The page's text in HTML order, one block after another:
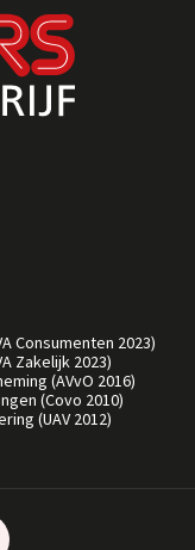
Consumenten 2023)
Zakelijk 2023)
(AVvO 2016)
(Covo 2010)
(UAV 2012)